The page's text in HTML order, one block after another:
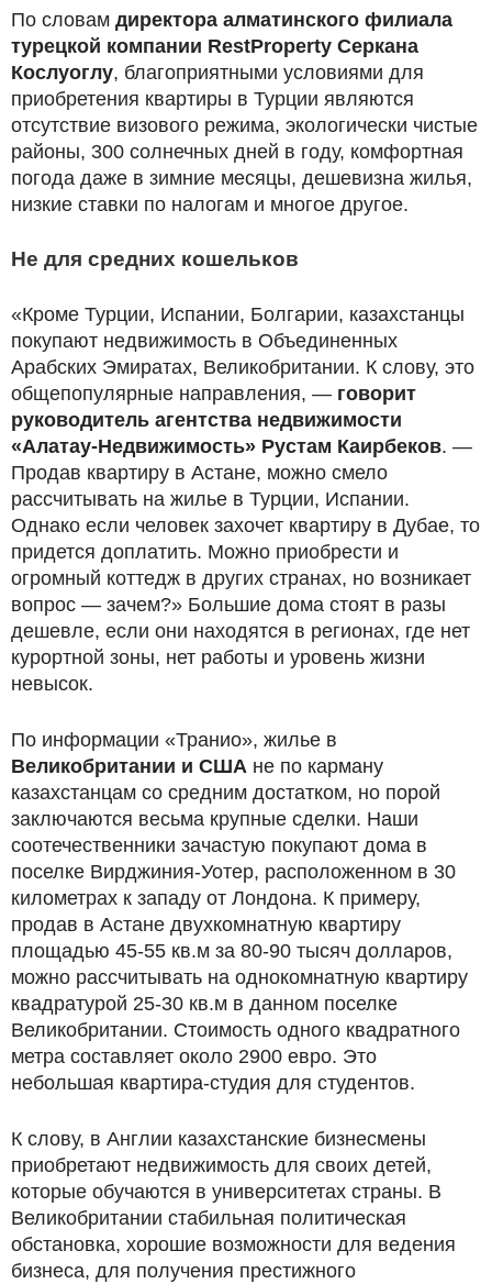
По словам директора алматинского филиала
турецкой компании RestProperty Серкана
Кослуоглу, благоприятными условиями для
приобретения квартиры в Турции являются
отсутствие визового режима, экологически чистые
районы, 300 солнечных дней в году, комфортная
погода даже в зимние месяцы, дешевизна жилья,
низкие ставки по налогам и многое другое.
Не для средних кошельков
«Кроме Турции, Испании, Болгарии, казахстанцы
покупают недвижимость в Объединенных
Арабских Эмиратах, Великобритании. К слову, это
общепопулярные направления, — говорит
руководитель агентства недвижимости
«Алатау-Недвижимость» Рустам Каирбеков. —
Продав квартиру в Астане, можно смело
рассчитывать на жилье в Турции, Испании.
Однако если человек захочет квартиру в Дубае, то
придется доплатить. Можно приобрести и
огромный коттедж в других странах, но возникает
вопрос — зачем?» Большие дома стоят в разы
дешевле, если они находятся в регионах, где нет
курортной зоны, нет работы и уровень жизни
невысок.
По информации «Транио», жилье в
Великобритании и США не по карману
казахстанцам со средним достатком, но порой
заключаются весьма крупные сделки. Наши
соотечественники зачастую покупают дома в
поселке Вирджиния-Уотер, расположенном в 30
километрах к западу от Лондона. К примеру,
продав в Астане двухкомнатную квартиру
площадью 45-55 кв.м за 80-90 тысяч долларов,
можно рассчитывать на однокомнатную квартиру
квадратурой 25-30 кв.м в данном поселке
Великобритании. Стоимость одного квадратного
метра составляет около 2900 евро. Это
небольшая квартира-студия для студентов.
К слову, в Англии казахстанские бизнесмены
приобретают недвижимость для своих детей,
которые обучаются в университетах страны. В
Великобритании стабильная политическая
обстановка, хорошие возможности для ведения
бизнеса, для получения престижного